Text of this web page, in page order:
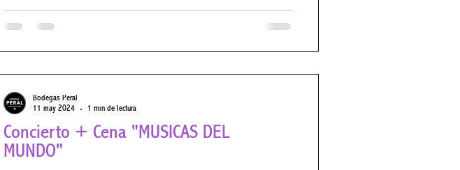
Concierto + Cena "MÚSICAS DEL
MUNDO"
Bodegas Peral
11 may 2024
1 min de lectura